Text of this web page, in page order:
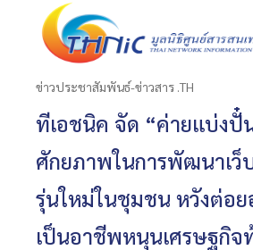
ข่าวประชาสัมพันธ์-ข่าวสาร .TH
ทีเอชนิค จัด “ค่ายแบ่งปั๋
ศักยภาพในการพัฒนาเว็
รุ่นใหม่ในชุมชน หวังต่อ
เป็นอาชีพหนุนเศรษฐกิจ